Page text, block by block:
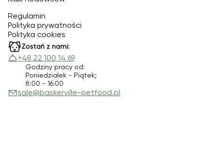
Regulamin
Polityka prywatności
Polityka cookies
Zostań z nami:
+48 22 100 14 69
Godziny pracy od:
Poniedziałek - Piątek;
8:00 - 16:00
sale@baskerville-petfood.pl